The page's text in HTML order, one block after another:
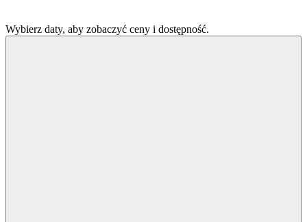
Wybierz daty, aby zobaczyć ceny i dostępność.